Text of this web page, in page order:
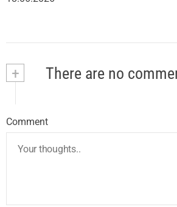
+ There are no
Comment